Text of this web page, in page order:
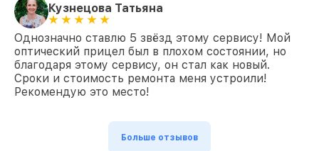
Кузнецова Татьяна
Однозначно ставлю 5 звёзд этому сервису! Мой
оптический прицел был в плохом состоянии, но
благодаря этому сервису, он стал как новый.
Сроки и стоимость ремонта меня устроили!
Рекомендую это место!
Больше отзывов